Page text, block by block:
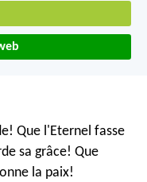
Que l'Eternel fasse
sa grâce! Que
la paix!